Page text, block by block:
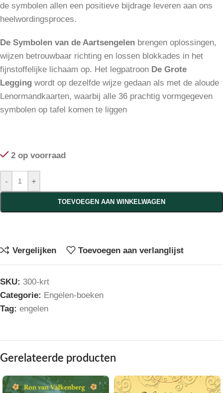
de symbolen allen een positieve bijdrage leveren aan ons
heelwordingsproces.
De Symbolen van de Aartsengelen brengen oplossingen,
wijzen betrouwbaar richting en lossen blokkades in het
fijnstoffelijke lichaam op. Het legpatroon De Grote
Legging wordt op dezelfde wijze gedaan als met de aloude
Lenormandkaarten, waarbij alle 36 prachtig vormgegeven
symbolen op tafel komen te liggen
2 op voorraad
- +
TOEVOEGEN AAN WINKELWAGEN
Vergelijken Toevoegen aan verlanglijst
SKU: 300-krt
Categorie: Engelen-boeken
Tag: engelen
Gerelateerde producten